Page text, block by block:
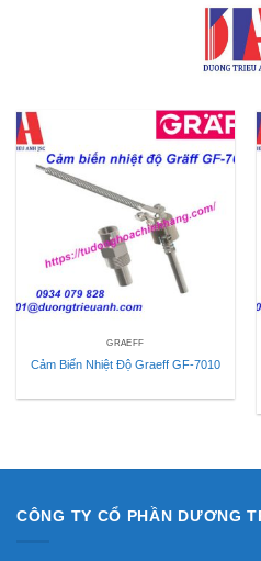
GRAEFF
Cảm Biến Nhiệt Độ Graeff GF-7010
CÔNG TY CỔ PHẦN DƯƠNG